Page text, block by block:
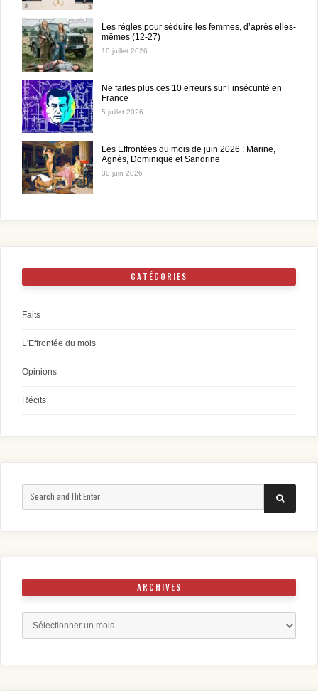
Les règles pour séduire les femmes, d’après elles-
mêmes (12-27)
10 juillet 2026
Ne faites plus ces 10 erreurs sur l’insécurité en
France
5 juillet 2026
Les Effrontées du mois de juin 2026 : Marine,
Agnès, Dominique et Sandrine
30 juin 2026
CATÉGORIES
Faits
L'Effrontée du mois
Opinions
Récits
for:
SEARCH
ARCHIVES